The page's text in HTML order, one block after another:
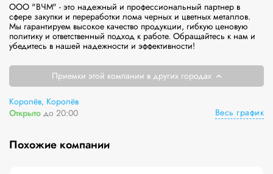
ООО "ВЧМ" - это надежный и профессиональный партнер в
сфере закупки и переработки лома черных и цветных металлов.
Мы гарантируем высокое качество продукции, гибкую ценовую
политику и ответственный подход к работе. Обращайтесь к нам и
Приемки этой компании в других городах
Королёв, Королёв
Открыто до 20:00 Весь график
Похожие компании